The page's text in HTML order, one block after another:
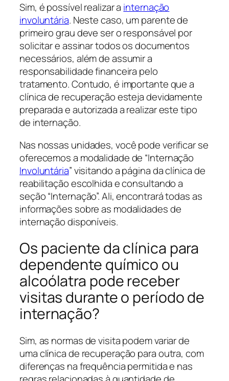
Sim, é possível realizar a internação
involuntária. Neste caso, um parente de
primeiro grau deve ser o responsável por
solicitar e assinar todos os documentos
necessários, além de assumir a
responsabilidade financeira pelo
tratamento. Contudo, é importante que a
clínica de recuperação esteja devidamente
preparada e autorizada a realizar este tipo
de internação.
Nas nossas unidades, você pode verificar se
oferecemos a modalidade de “Internação
Involuntária” visitando a página da clínica de
reabilitação escolhida e consultando a
seção “Internação”. Ali, encontrará todas as
informações sobre as modalidades de
internação disponíveis.
Os paciente da clínica para
dependente químico ou
alcoólatra pode receber
visitas durante o período de
internação?
Sim, as normas de visita podem variar de
uma clínica de recuperação para outra, com
diferenças na frequência permitida e nas